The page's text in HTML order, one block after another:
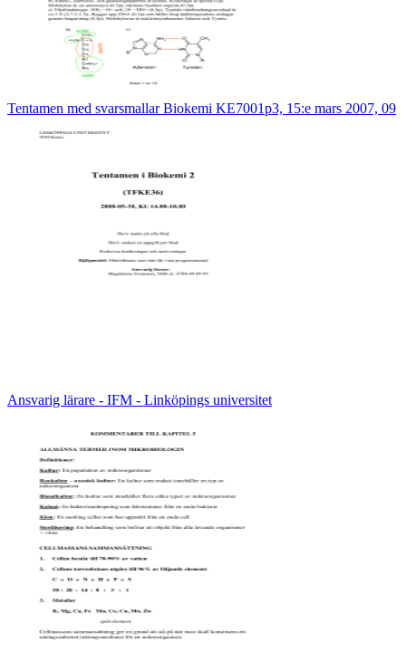
Tentamen med svarsmallar Biokemi KE7001p3, 15:e mars 2007, 09
Ansvarig lärare - IFM - Linköpings universitet